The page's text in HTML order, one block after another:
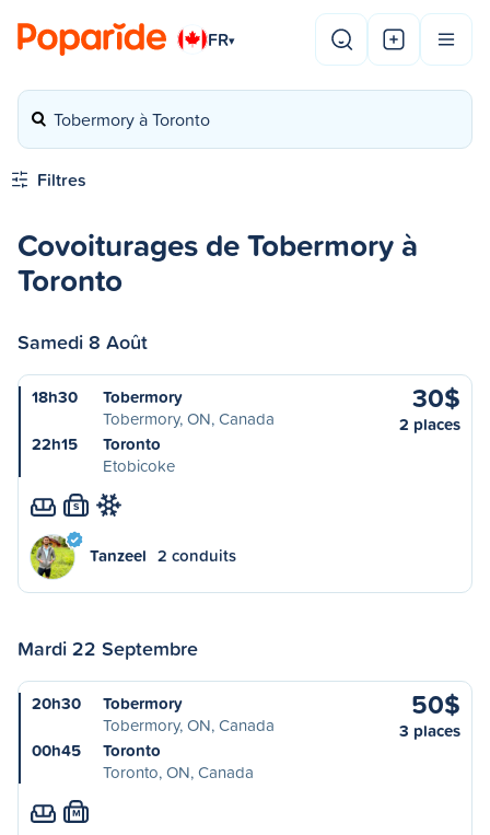
FR▾
Tobermory à Toronto
Filtres
Covoiturages de Tobermory à
Toronto
Samedi 8 Août
18h30
Tobermory
Tobermory, ON, Canada
22h15
Toronto
Etobicoke
30$
2 places
S
Tanzeel 2 conduits
Mardi 22 Septembre
20h30
Tobermory
Tobermory, ON, Canada
00h45
Toronto
Toronto, ON, Canada
50$
3 places
M